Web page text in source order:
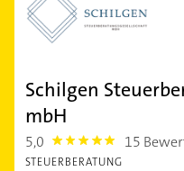
Schilgen
mbH
5,0 5.0 15
STEUERBERATUNG